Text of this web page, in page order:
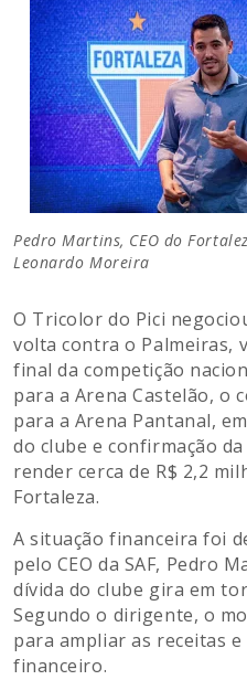
Pedro Martins, CEO do
Leonardo Moreira
O Tricolor do Pici
volta contra o Palmeiras,
final da competição
para a Arena Castelão,
para a Arena Pantanal,
do clube e confirmação da
render cerca de R$ 2,2
Fortaleza.
A situação financeira foi
pelo CEO da SAF, Pedro
dívida do clube gira em
Segundo o dirigente, o
para ampliar as receitas
financeiro.